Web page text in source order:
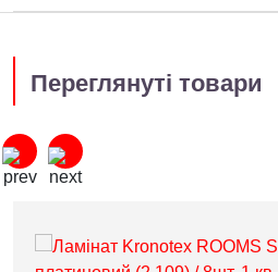
Переглянуті товари